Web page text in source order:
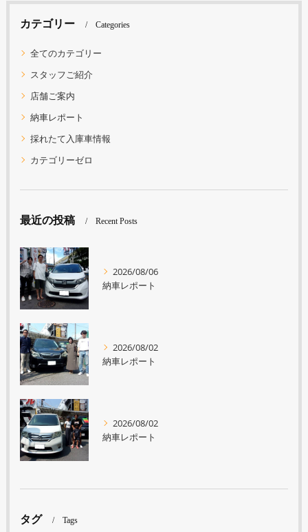
カテゴリー Categories
全てのカテゴリー
スタッフご紹介
店舗ご案内
納車レポート
採れたて入庫車情報
カテゴリーゼロ
最近の投稿 Recent Posts
2026/08/06
納車レポート
2026/08/02
納車レポート
2026/08/02
納車レポート
タグ Tags